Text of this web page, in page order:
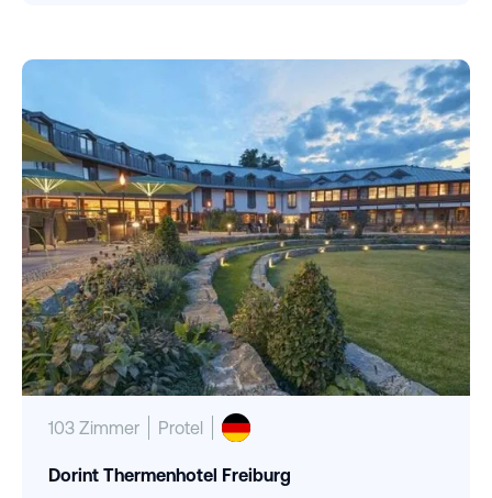
103 Zimmer Protel
Dorint Thermenhotel Freiburg